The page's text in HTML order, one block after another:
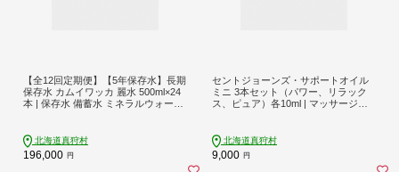
【全12回定期便】【5年保存水】長期
保存水 カムイワッカ 麗水 500ml×24
本 | 保存水 備蓄水 ミネラルウォータ
蓄 北海道 12ヵ月 | 株式会社ジャパ
ン・ミネラル [BPAI010]
北海道真狩村
196,000 円
セントジョーンズ・サポートオイル
ミニ 3本セット（パワー、リラック
ス、ピュア）各10ml | マッサージオ
[BPAM029]
北海道真狩村
9,000 円